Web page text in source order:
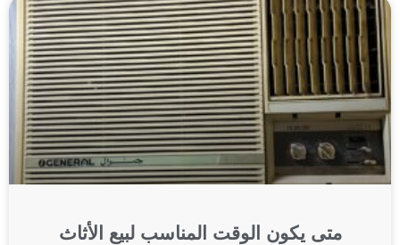
متى يكون الوقت المناسب لبيع الأثاث